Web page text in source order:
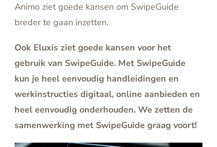
Animo ziet goede kansen om SwipeGuide
breder te gaan inzetten.
Ook Eluxis ziet goede kansen voor het
gebruik van SwipeGuide. Met SwipeGuide
kun je heel eenvoudig handleidingen en
werkinstructies digitaal, online aanbieden en
heel eenvoudig onderhouden. We zetten de
samenwerking met SwipeGuide graag voort!